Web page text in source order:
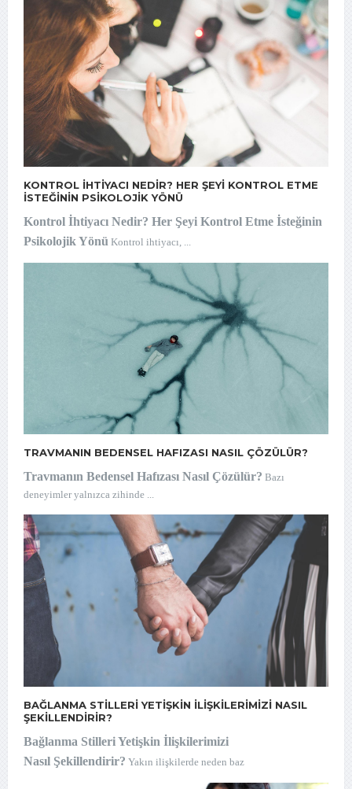
KONTROL İHTIYACI NEDIR? HER ŞEYI KONTROL ETME
İSTEĞININ PSIKOLOJIK YÖNÜ
Kontrol İhtiyacı Nedir? Her Şeyi Kontrol Etme İsteğinin
Psikolojik Yönü Kontrol ihtiyacı, ...
TRAVMANIN BEDENSEL HAFIZASI NASIL ÇÖZÜLÜR?
Travmanın Bedensel Hafızası Nasıl Çözülür? Bazı
deneyimler yalnızca zihinde ...
BAĞLANMA STILLERI YETIŞKIN İLIŞKILERIMIZI NASIL
ŞEKILLENDIRIR?
Bağlanma Stilleri Yetişkin İlişkilerimizi
Nasıl Şekillendirir? Yakın ilişkilerde neden baz